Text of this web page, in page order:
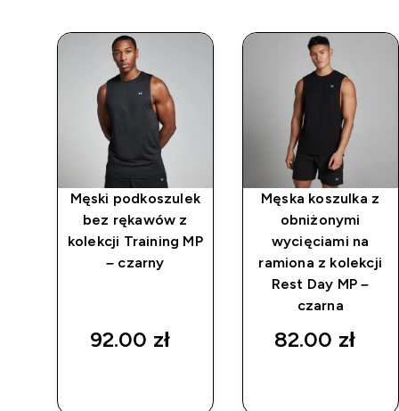
Męski podkoszulek
bez rękawów z
kolekcji Training MP
– czarny
92.00 zł‎
Męska koszulka z
obniżonymi
wycięciami na
ramiona z kolekcji
Rest Day MP –
czarna
82.00 zł‎